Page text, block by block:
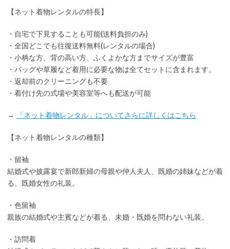
【ネット着物レンタルの特長】
・ 自宅で下見することも可能(送料負担のみ)
・全国どこでも往復送料無料(レンタルの場合)
・小柄な方、背の高い方、ふくよかな方までサイズが豊富
・バッグや草履など着用に必要な物は全てセット に含まれます。
・返却前のクリーニングも不要
・着付け先の式場や美容室等へも配送が可能
→ 「ネット着物レンタル」についてさらに詳しくはこちら
【ネット着物レンタルの種類】
・留袖
結婚式や披露宴で新郎新婦の母親や仲人夫人、既婚の姉妹などが着
る、既婚女性の礼装。
・色留袖
親族の結婚式や主賓などが着る、未婚・既婚を問わない礼装。
・訪問着